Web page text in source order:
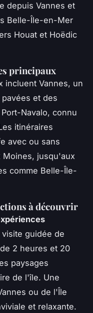
depuis Vannes et
Belle-Île-en-Mer
Houat et Hoëdic
principaux
incluent Vannes, un
et des
Navalo, connu
itinéraires
avec ou sans
jusqu'aux
comme Belle-Île-
à découvrir
guidée de
2 heures et 20
paysages
de l'île. Une
ou de l'Île
et relaxante.